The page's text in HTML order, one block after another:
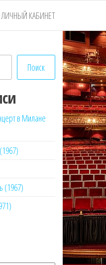
ЛИЧНЫЙ КАБИНЕТ
Поиск
в Милане
(1967)